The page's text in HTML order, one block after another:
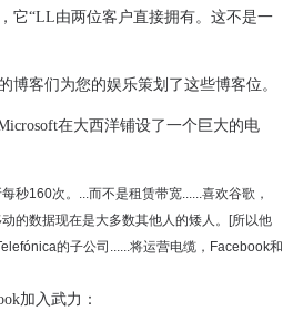
件
进行多样化，警告451研究
为14342.1001
它“LL由两位客户直接拥有。这不是一
客们为您的娱乐策划了这些博客位。
在大西洋铺设了一个巨大的电
秒160次。...而不是租赁带宽......喜欢谷歌，
的数据现在是大多数其他人的矮人。[所以他
的子公司......将运营电缆，Facebook和
加入武力：